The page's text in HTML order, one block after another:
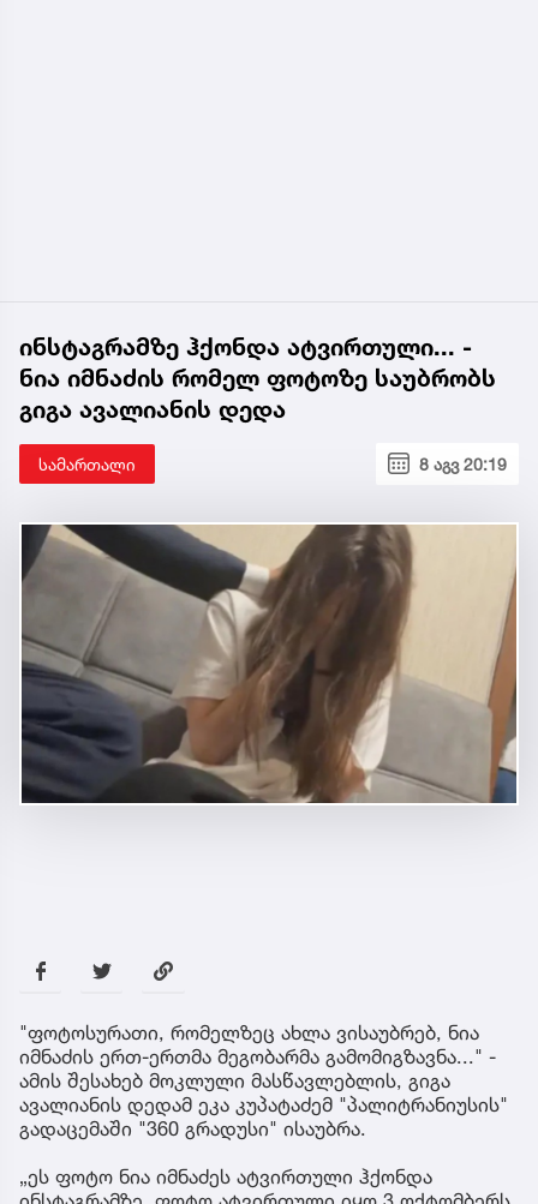
ინსტაგრამზე ჰქონდა ატვირთული... -
ნია იმნაძის რომელ ფოტოზე საუბრობს
გიგა ავალიანის დედა
სამართალი 8 აგვ 20:19
"ფოტოსურათი, რომელზეც ახლა ვისაუბრებ, ნია
იმნაძის ერთ-ერთმა მეგობარმა გამომიგზავნა..." -
ამის შესახებ მოკლული მასწავლებლის, გიგა
ავალიანის დედამ ეკა კუპატაძემ "პალიტრანიუსის"
გადაცემაში "360 გრადუსი" ისაუბრა.
„ეს ფოტო ნია იმნაძეს ატვირთული ჰქონდა